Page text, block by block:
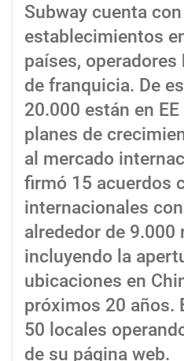
Subway cuenta
establecimientos
países,
de franquicia. De
20.000 están en
planes de
al mercado
firmó 15 acuerdos
internacionales
alrededor de 9.000
incluyendo la
ubicaciones en
próximos 20 años.
50 locales
de su página web.